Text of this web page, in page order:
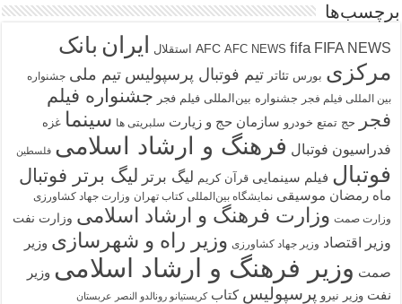
برچسب‌ها
AFC AFC NEWS fifa FIFA NEWS استقلال ایران بانک
مرکزی بورس تئاتر تیم فوتبال پرسپولیس تیم ملی جشنواره
بین المللی فیلم فجر جشنواره بین‌المللی فیلم فجر جشنواره فیلم
فجر
حج تمتع خودرو سازمان حج و زیارت سلبریتی ها سینما غزه
فدراسیون فوتبال فرهنگ و ارشاد اسلامی فلسطین
فوتبال فیلم سینمایی قرآن کریم لیگ برتر لیگ برتر فوتبال
ماه رمضان موسیقی نمایشگاه بین‌المللی کتاب تهران وزارت جهاد کشاورزی
وزارت صمت وزارت فرهنگ و ارشاد اسلامی وزارت نفت
وزیر اقتصاد وزیر جهاد کشاورزی وزیر راه و شهرسازی وزیر
صمت وزیر فرهنگ و ارشاد اسلامی وزیر
نفت وزیر نیرو پرسپولیس کتاب کریستیانو رونالدو النصر عربستان